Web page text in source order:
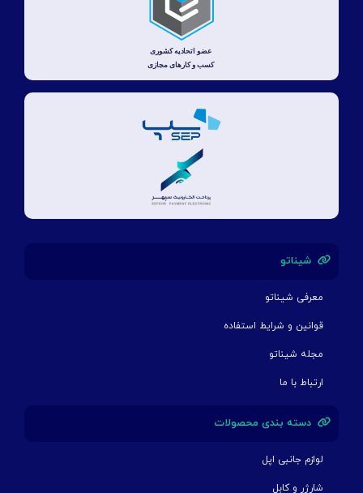
شیناتو
معرفی شیناتو
قوانین و شرایط استفاده
مجله شیناتو
ارتباط با ما
دسته بندی محصولات
لوازم جانبی اپل
شارژر و کابل